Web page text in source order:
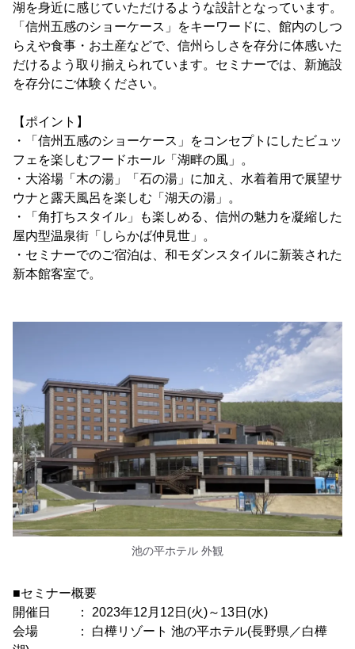
湖を身近に感じていただけるような設計となっています。
「信州五感のショーケース」をキーワードに、館内のしつ
らえや食事・お土産などで、信州らしさを存分に体感いた
だけるよう取り揃えられています。セミナーでは、新施設
を存分にご体験ください。
【ポイント】
・「信州五感のショーケース」をコンセプトにしたビュッ
フェを楽しむフードホール「湖畔の風」。
・大浴場「木の湯」「石の湯」に加え、水着着用で展望サ
ウナと露天風呂を楽しむ「湖天の湯」。
・「角打ちスタイル」も楽しめる、信州の魅力を凝縮した
屋内型温泉街「しらかば仲見世」。
・セミナーでのご宿泊は、和モダンスタイルに新装された
新本館客室で。
池の平ホテル 外観
■セミナー概要
開催日 ： 2023年12月12日(火)～13日(水)
会場 ： 白樺リゾート 池の平ホテル(長野県／白樺